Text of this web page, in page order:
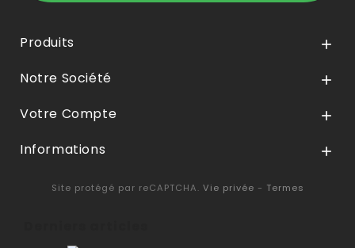
Produits 
Notre Société 
Votre Compte 
Informations 
Site protégé par reCAPTCHA. Vie privée - Termes